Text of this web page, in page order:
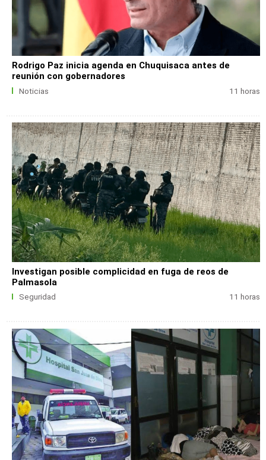
Rodrigo Paz inicia agenda en Chuquisaca antes de
reunión con gobernadores
Noticias 11 horas
Investigan posible complicidad en fuga de reos de
Palmasola
Seguridad 11 horas